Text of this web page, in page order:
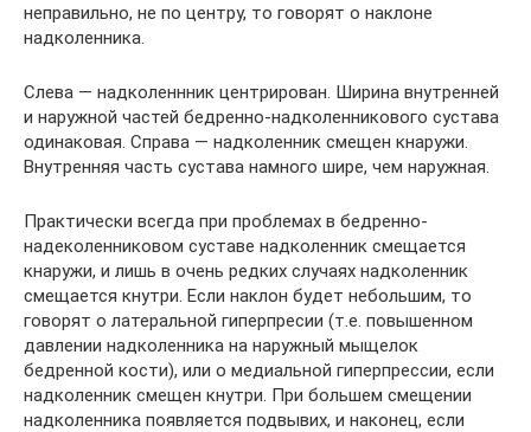
неправильно, не по центру, то говорят о наклоне
надколенника.
Слева — надколеннник центрирован. Ширина внутренней
и наружной частей бедренно-надколенникового сустава
одинаковая. Справа — надколенник смещен кнаружи.
Внутренняя часть сустава намного шире, чем наружная.
Практически всегда при проблемах в бедренно-
надеколенниковом суставе надколенник смещается
кнаружи, и лишь в очень редких случаях надколенник
смещается кнутри. Если наклон будет небольшим, то
говорят о латеральной гиперпресии (т.е. повышенном
давлении надколенника на наружный мыщелок
бедренной кости), или о медиальной гиперпрессии, если
надколенник смещен кнутри. При большем смещении
надколенника появляется подвывих, и наконец, если